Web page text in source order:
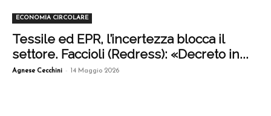
ECONOMIA CIRCOLARE
Tessile ed EPR, l’incertezza blocca il
settore. Faccioli (Redress): «Decreto in...
Agnese Cecchini - 14 Maggio 2026